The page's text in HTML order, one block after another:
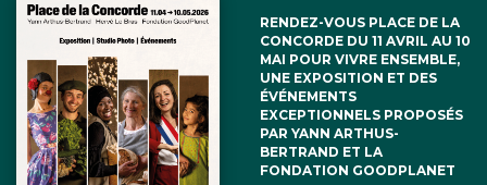
RENDEZ-VOUS PLACE DE LA
CONCORDE DU 11 AVRIL AU 10
MAI POUR VIVRE ENSEMBLE,
UNE EXPOSITION ET DES
ÉVÉNEMENTS
EXCEPTIONNELS PROPOSÉS
PAR YANN ARTHUS-
BERTRAND ET LA
FONDATION GOODPLANET